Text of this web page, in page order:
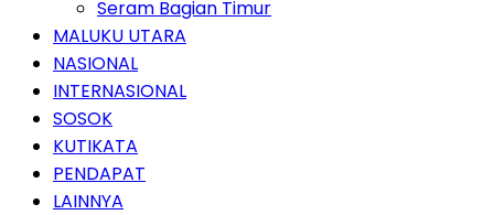
Seram Bagian Timur
MALUKU UTARA
NASIONAL
INTERNASIONAL
SOSOK
KUTIKATA
PENDAPAT
LAINNYA